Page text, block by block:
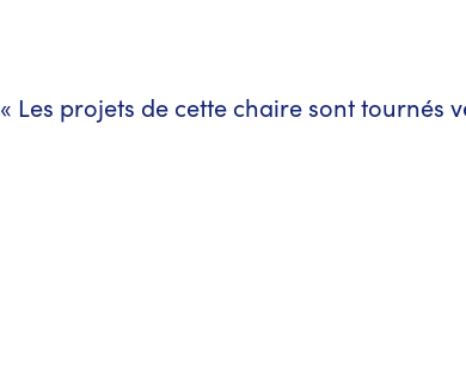
« Les projets de cette chaire sont tournés